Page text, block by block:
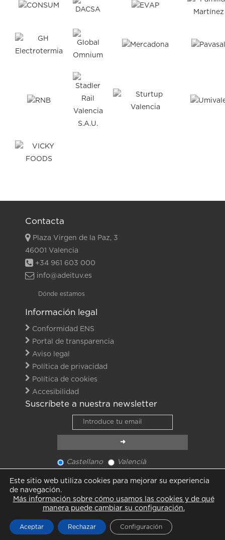
Contacta
Plaza Virgen de la Paz, 3
46001 Valencia
+34 961 603 000
info@adeituv.es
Dónde estamos
Información legal
Conformidad ENS
Portal de transparencia
Aviso legal
Política de privacidad
Política de cookies
Accesibilidad
Suscríbete a nuestra newsletter
Castellano Valencià
Ver último newsletter
Este sitio web utiliza cookies para mejorar su experiencia
de navegación.
Más información sobre cómo usamos las cookies y de qué
manera puede cambiar su configuración.
Aceptar Rechazar Configuración